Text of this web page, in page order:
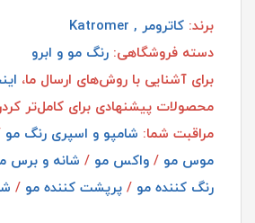
برند: کاترومر , Katromer
دسته فروشگاهی: رنگ مو و ابرو
برای آشنایی با روش‌های ارسال ما،
محصولات پیشنهادی برای کامل‌تر
مراقبت شما: شامپو و اسپری رنگ مو
موس مو / واکس مو / شانه و برس
رنگ کننده مو / پرپشت کننده مو /